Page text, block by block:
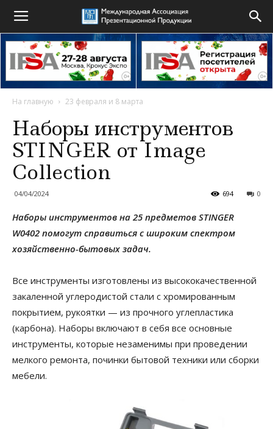
На главную 23 февраля и 8 марта
Наборы инструментов
STINGER от Image
Collection
04/04/2024 0
694
Наборы инструментов на 25 предметов STINGER
W0402 помогут справиться с широким спектром
хозяйственно-бытовых задач.
Все инструменты изготовлены из высококачественной
закаленной углеродистой стали с хромированным
покрытием, рукоятки — из прочного углепластика
(карбона). Наборы включают в себя все основные
инструменты, которые незаменимы при проведении
мелкого ремонта, починки бытовой техники или сборки
мебели.